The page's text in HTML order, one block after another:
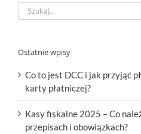
Szukaj
Ostatnie wpisy
Co to jest DCC i jak przyjąć
karty płatniczej?
Kasy fiskalne 2025 – Co
przepisach i obowiązkach?